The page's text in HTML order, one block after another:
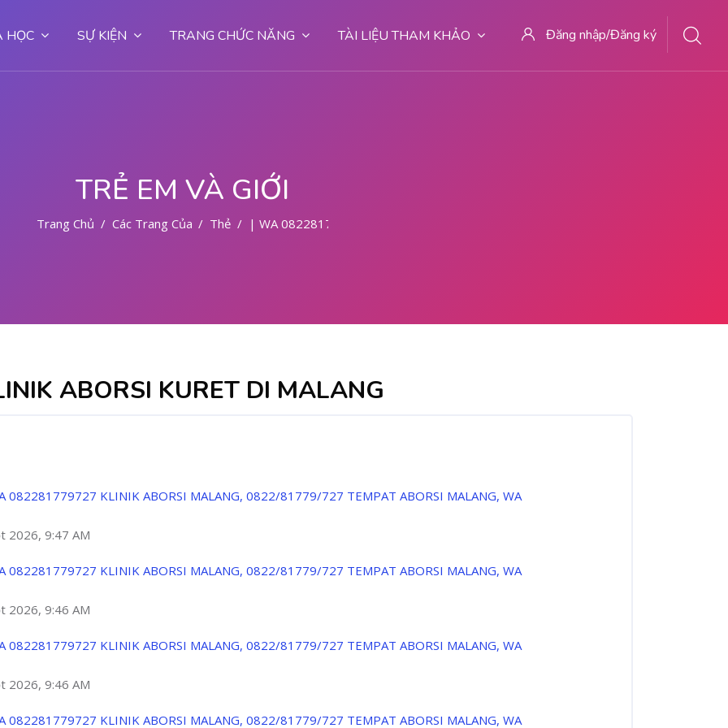
HỌC SỰ KIỆN TRANG CHỨC NĂNG TÀI LIỆU THAM KHẢO Đăng nhập/Đăng ký
TRẺ EM VÀ GIỚI
Trang Chủ Các Trang Của Hệ Thống
Thẻ | WA 082281779727 KLINIK ABORSI KURET DI MALANG
ABORSI KURET DI MALANG
082281779727 KLINIK ABORSI MALANG, 0822/81779/727 TEMPAT ABORSI MALANG, WA
2026, 9:47 AM
082281779727 KLINIK ABORSI MALANG, 0822/81779/727 TEMPAT ABORSI MALANG, WA
2026, 9:46 AM
082281779727 KLINIK ABORSI MALANG, 0822/81779/727 TEMPAT ABORSI MALANG, WA
2026, 9:46 AM
082281779727 KLINIK ABORSI MALANG, 0822/81779/727 TEMPAT ABORSI MALANG, WA